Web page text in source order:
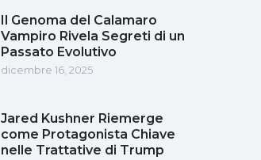
Il Genoma del Calamaro
Vampiro Rivela Segreti di un
Passato Evolutivo
dicembre 16, 2025
Jared Kushner Riemerge
come Protagonista Chiave
nelle Trattative di Trump